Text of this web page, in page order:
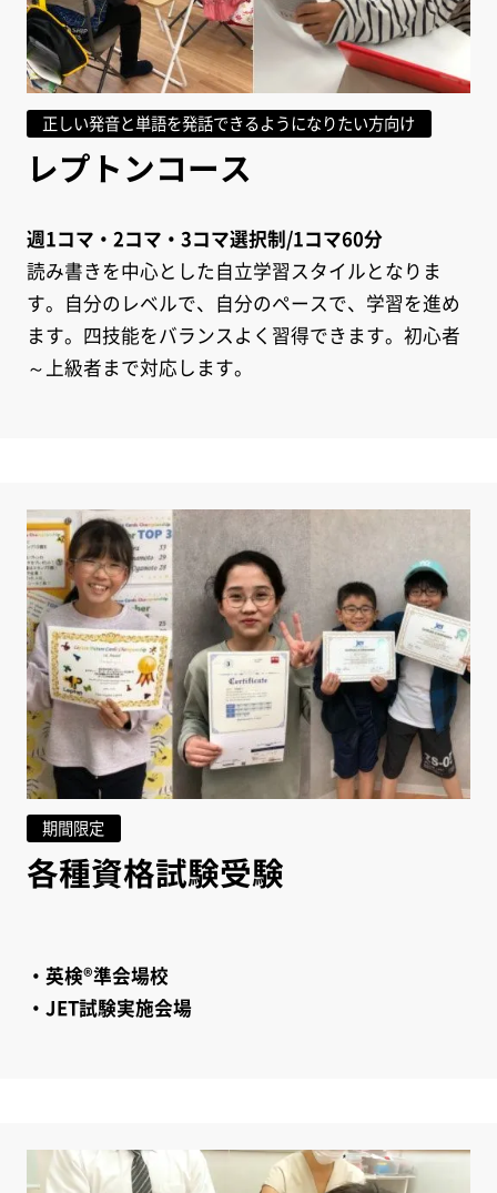
正しい発音と単語を発話できるようになりたい方向け
レプトンコース
週1コマ・2コマ・3コマ選択制/1コマ60分
読み書きを中心とした自立学習スタイルとなりま
す。自分のレベルで、自分のペースで、学習を進め
ます。四技能をバランスよく習得できます。初心者
～上級者まで対応します。
期間限定
各種資格試験受験
・英検®準会場校
・JET試験実施会場